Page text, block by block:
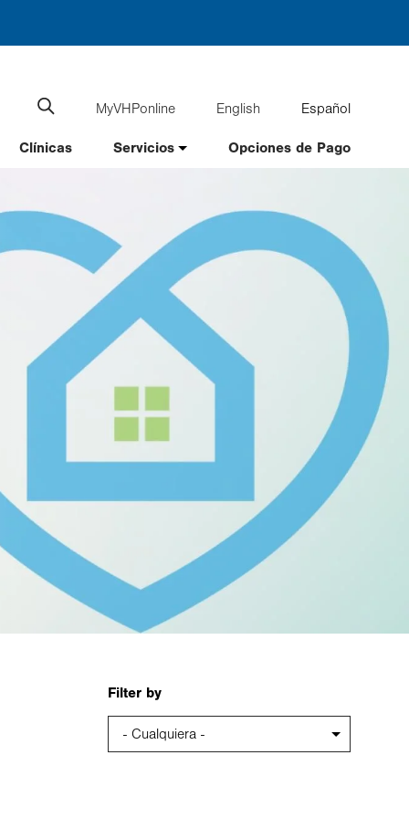
switcher
website
MyVHPonline English Español
Clínicas Servicios Opciones de Pago
Filter by